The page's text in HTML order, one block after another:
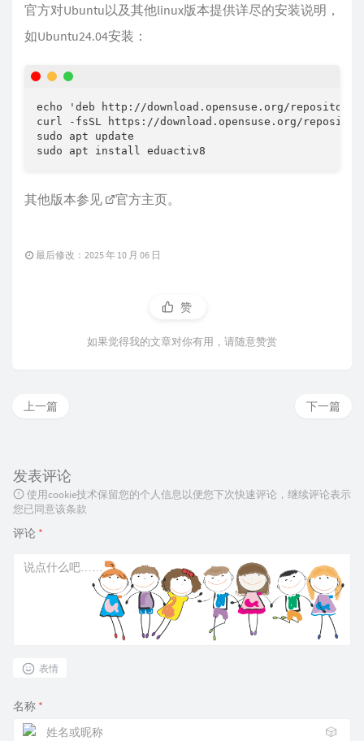
官方对Ubuntu以及其他linux版本提供详尽的安装说明，
如Ubuntu24.04安装：
echo 'deb http://download.opensuse.org/
curl -fsSL https://download.opensuse.org/
sudo apt update
其他版本参见 官方主页。
最后修改：2025 年 10 月 06 日
赞
如果觉得我的文章对你有用，请随意赞赏
下一篇
上一篇
发表评论
使用cookie技术保留您的个人信息以便您下次快速评论，继续评论表示
您已同意该条款
评论 *
表情
名称 *
🎲